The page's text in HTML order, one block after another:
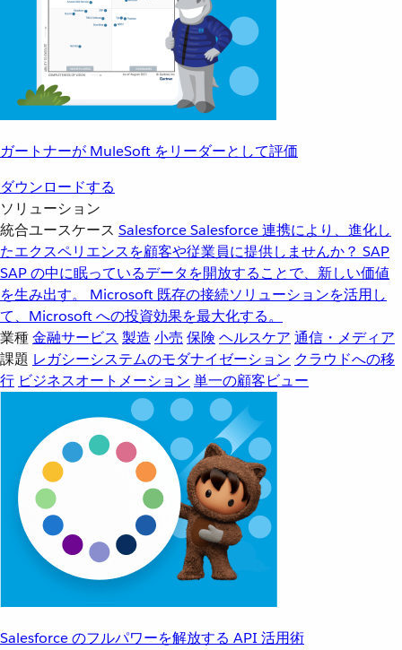
ガートナーが MuleSoft をリーダーとして評価
ダウンロードする
ソリューション
統合ユースケース SalesforceSalesforce 連携により、進化し
たエクスペリエンスを顧客や従業員に提供しませんか？ SAP
SAP の中に眠っているデータを開放することで、新しい価値
を生み出す。
Microsoft 既存の接続ソリューションを活用し
て、Microsoft への投資効果を最大化する。
業種金融サービス 製造 小売 保険 ヘルスケア 通信・メディア
課題 レガシーシステムのモダナイゼーション クラウドへの移
行 ビジネスオートメーション 単一の顧客ビュー
Salesforce のフルパワーを解放する API 活用術